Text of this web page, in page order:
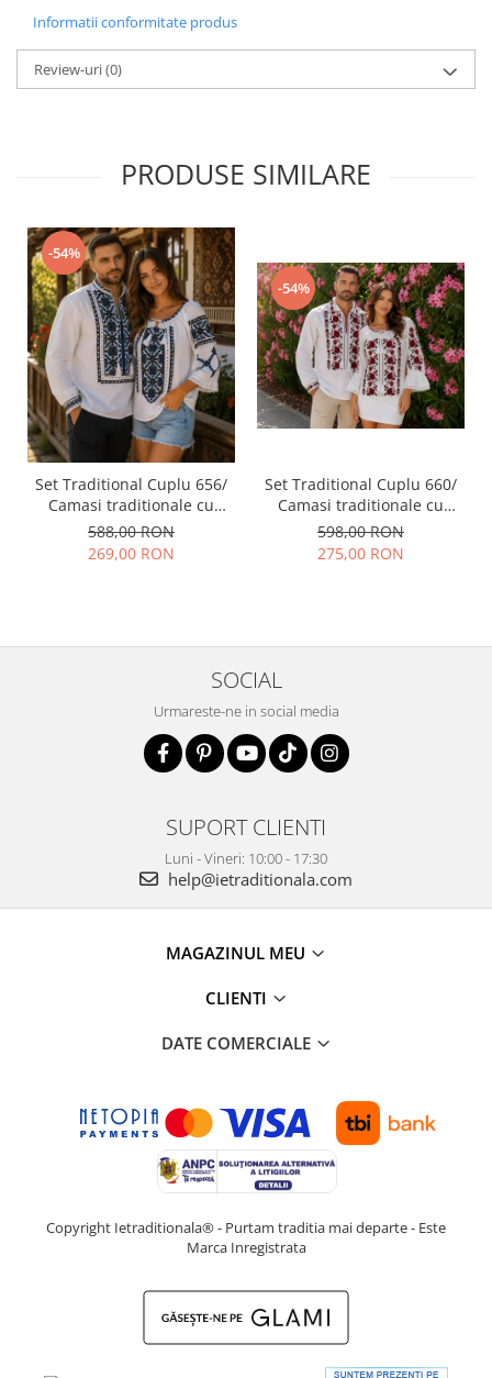
Informatii conformitate produs
Review-uri(0)
PRODUSE SIMILARE
-54%
Set Traditional Cuplu 656/
Camasi traditionale cu
broderie
588,00 RON
269,00 RON
-54%
Set Traditional Cuplu 660/
Camasi traditionale cu
broderie
598,00 RON
275,00 RON
SOCIAL
Urmareste-ne in social media
SUPORT CLIENTI
Luni - Vineri: 10:00 - 17:30
help@ietraditionala.com
MAGAZINUL MEU
CLIENTI
DATE COMERCIALE
Copyright Ietraditionala® - Purtam traditia mai departe - Este
Marca Inregistrata